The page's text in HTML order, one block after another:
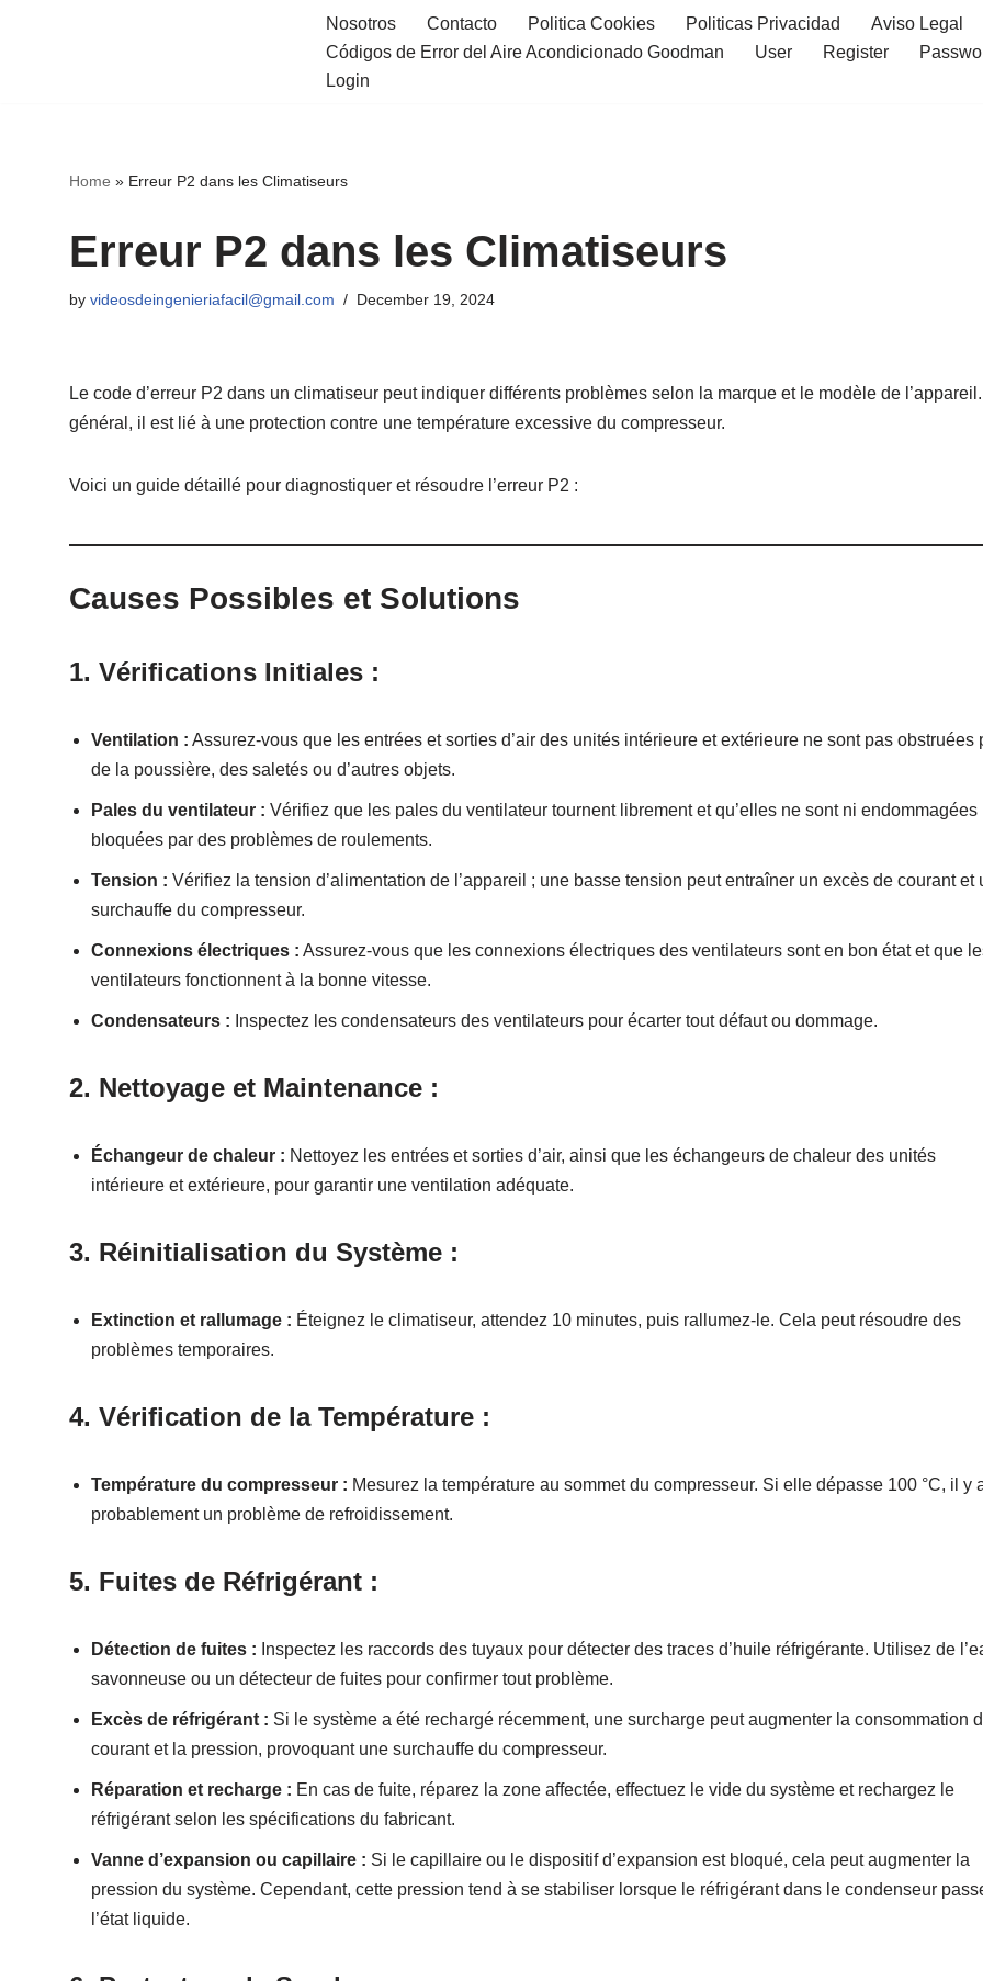
Nosotros Contacto Politica Cookies Politicas Privacidad Aviso Legal
Códigos de Error del Aire Acondicionado Goodman
User Register
Login
Home » Erreur P2 dans les Climatiseurs
Erreur P2 dans les Climatiseurs
by videosdeingenieriafacil@gmail.com December 19, 2024
Le code d’erreur P2 dans un climatiseur peut indiquer différents problèmes selon la marque et le modèle de
général, il est lié à une protection contre une température excessive du compresseur.
Voici un guide détaillé pour diagnostiquer et résoudre l’erreur P2 :
Causes Possibles et Solutions
1. Vérifications Initiales :
Ventilation : Assurez-vous que les entrées et sorties d’air des unités intérieure et extérieure ne sont pas obstruées
de la poussière, des saletés ou d’autres objets.
Pales du ventilateur : Vérifiez que les pales du ventilateur tournent librement et qu’elles ne sont ni endommagées
bloquées par des problèmes de roulements.
Tension : Vérifiez la tension d’alimentation de l’appareil ; une basse tension peut entraîner un excès de courant et
surchauffe du compresseur.
Connexions électriques : Assurez-vous que les connexions électriques des ventilateurs sont en bon état et que
ventilateurs fonctionnent à la bonne vitesse.
Condensateurs : Inspectez les condensateurs des ventilateurs pour écarter tout défaut ou dommage.
2. Nettoyage et Maintenance :
Échangeur de chaleur : Nettoyez les entrées et sorties d’air, ainsi que les échangeurs de chaleur des unités
intérieure et extérieure, pour garantir une ventilation adéquate.
3. Réinitialisation du Système :
Extinction et rallumage : Éteignez le climatiseur, attendez 10 minutes, puis rallumez-le. Cela peut résoudre des
problèmes temporaires.
4. Vérification de la Température :
Température du compresseur : Mesurez la température au sommet du compresseur. Si elle dépasse 100 °C, il y
probablement un problème de refroidissement.
5. Fuites de Réfrigérant :
Détection de fuites : Inspectez les raccords des tuyaux pour détecter des traces d’huile réfrigérante. Utilisez de
savonneuse ou un détecteur de fuites pour confirmer tout problème.
Excès de réfrigérant : Si le système a été rechargé récemment, une surcharge peut augmenter la consommation
courant et la pression, provoquant une surchauffe du compresseur.
Réparation et recharge : En cas de fuite, réparez la zone affectée, effectuez le vide du système et rechargez le
réfrigérant selon les spécifications du fabricant.
Vanne d’expansion ou capillaire : Si le capillaire ou le dispositif d’expansion est bloqué, cela peut augmenter la
pression du système. Cependant, cette pression tend à se stabiliser lorsque le réfrigérant dans le condenseur
l’état liquide.